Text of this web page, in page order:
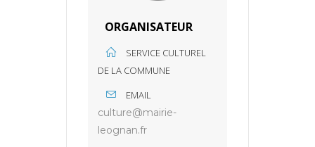
ORGANISATEUR
SERVICE CULTUREL
DE LA COMMUNE
EMAIL
culture@mairie-
leognan.fr